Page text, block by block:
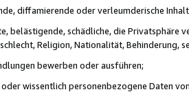
diffamierende oder verleumderische
belästigende, schädliche, die Privatsphäre
Religion, Nationalität, Behinderung,
bewerben oder ausführen;
wissentlich personenbezogene Daten